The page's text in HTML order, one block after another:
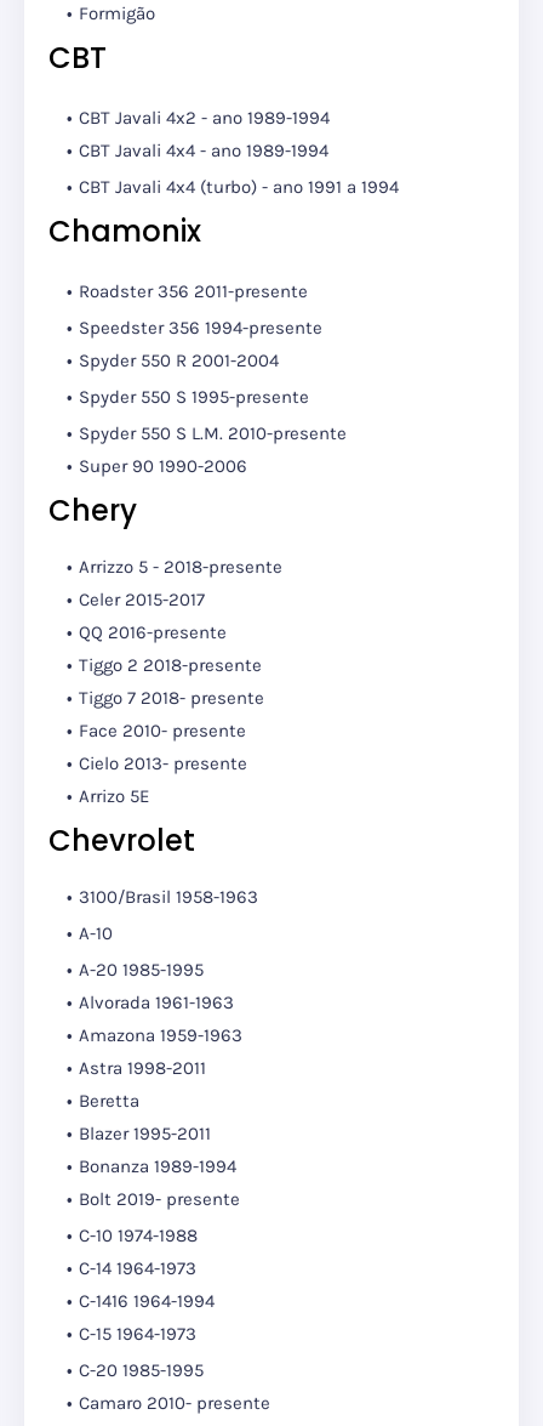
Formigão
CBT
CBT Javali 4x2 - ano 1989-1994
CBT Javali 4x4 - ano 1989-1994
CBT Javali 4x4 (turbo) - ano 1991 a 1994
Chamonix
Roadster 356 2011-presente
Speedster 356 1994-presente
Spyder 550 R 2001-2004
Spyder 550 S 1995-presente
Spyder 550 S L.M. 2010-presente
Super 90 1990-2006
Chery
Arrizzo 5 - 2018-presente
Celer 2015-2017
QQ 2016-presente
Tiggo 2 2018-presente
Tiggo 7 2018- presente
Face 2010- presente
Cielo 2013- presente
Arrizo 5E
Chevrolet
3100/Brasil 1958-1963
A-10
A-20 1985-1995
Alvorada 1961-1963
Amazona 1959-1963
Astra 1998-2011
Beretta
Blazer 1995-2011
Bonanza 1989-1994
Bolt 2019- presente
C-10 1974-1988
C-14 1964-1973
C-1416 1964-1994
C-15 1964-1973
C-20 1985-1995
Camaro 2010- presente